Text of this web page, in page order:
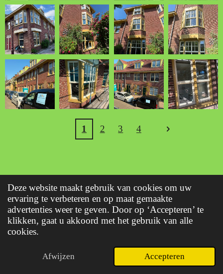
Deze website maakt gebruik van cookies om uw
ervaring te verbeteren en op maat gemaakte
advertenties weer te geven. Door op ‘Accepteren’ te
klikken, gaat u akkoord met het gebruik van alle
cookies.
Afwijzen Accepteren
1 2 3 4
E-mailadres Telefoonnummer Kaart WhatsApp